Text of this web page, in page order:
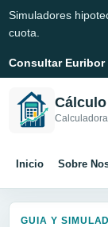
Simuladores
cuota.
Consultar Euribor
Inicio Sobre
GUIA Y